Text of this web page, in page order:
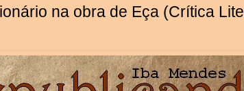
na obra de Eça (Crítica